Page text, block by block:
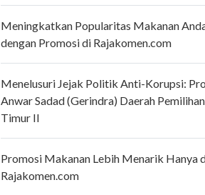
Meningkatkan Popularitas Makanan
dengan Promosi di Rajakomen.com
Menelusuri Jejak Politik Anti-Korupsi:
Anwar Sadad (Gerindra) Daerah
Timur II
Promosi Makanan Lebih Menarik Hanya
Rajakomen.com